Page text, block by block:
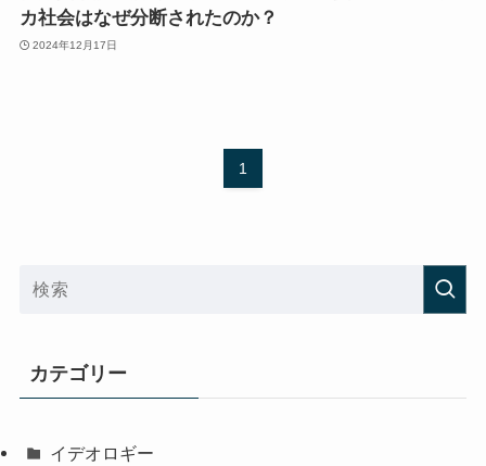
カ社会はなぜ分断されたのか？
2024年12月17日
1
カテゴリー
イデオロギー